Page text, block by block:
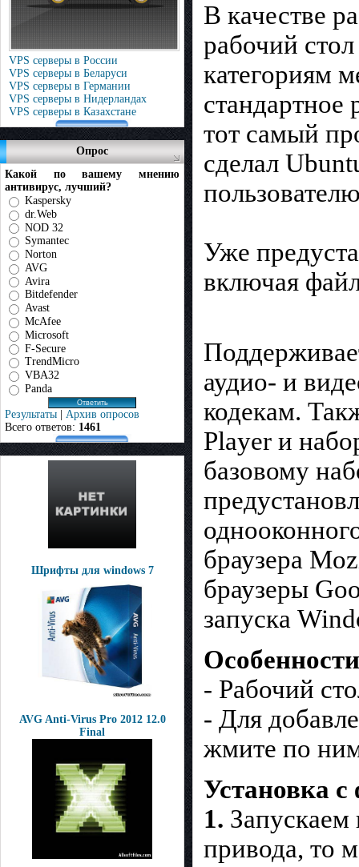
VPS серверы в России
VPS серверы в Беларуси
VPS серверы в Германии
VPS серверы в Нидерландах
VPS серверы в Казахстане
Опрос
Какой по вашему мнению
антивирус, лучший?
Kaspersky
dr.Web
NOD 32
Symantec
Norton
AVG
Avira
Bitdefender
Avast
McAfee
Microsoft
F-Secure
TrendMicro
VBA32
Panda
Результаты | Архив опросов
Всего ответов: 1461
Шрифты для windows 7
AVG Anti-Virus Pro 2012 12.0
Final
В качестве
рабочий
категориям
стандартное
тот самый
сделал
Уже
включая
аудио- и
кодекам.
Player и
базовому
браузера
браузеры
запуска
- Рабочий
- Для
жмите по
Установка
1.
привода, то